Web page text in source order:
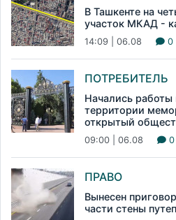
В Ташкенте на
участок МКАД -
14:09 | 06.08 0
ПОТРЕБИТЕЛЬ
Начались
территории
открытый
09:00 | 06.08 0
ПРАВО
Вынесен
части стены